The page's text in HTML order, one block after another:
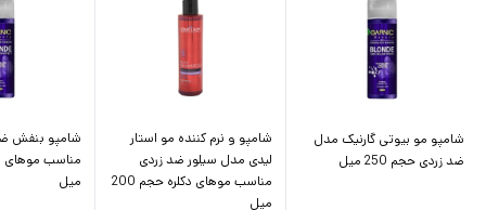
شامپو مو بیوتی گارنیک مدل
ضد زردی حجم 250 میل
شامپو و نرم کننده مو استار
لیدی مدل سیلور ضد زردی
مناسب موهای دکلره حجم 200
میل
شامپو بنفش
میل